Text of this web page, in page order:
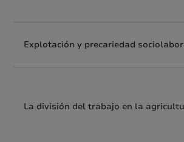
Explotación y precariedad
La división del trabajo en la